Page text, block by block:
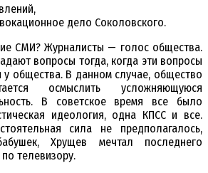
дело Соколовского.
СМИ? Журналисты — голос общества.
вопросы тогда, когда эти вопросы
у общества. В данном случае, общество
осмыслить усложняющуюся
В советское время все было
идеология, одна КПСС и все.
сила не предполагалось,
Хрущев мечтал последнего
телевизору.